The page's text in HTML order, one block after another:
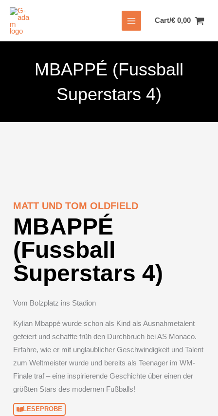
Zum
springen
Cart/€ 0,00
MBAPPÉ (Fussball
Superstars 4)
MATT UND TOM OLDFIELD
MBAPPÉ
(Fussball
Superstars 4)
Vom Bolzplatz ins Stadion
Kylian Mbappéwurde schon als Kind als Ausnahmetalent
gefeiert und schaffte früh den Durchbruch beiAS Monaco.
Erfahre, wie er mit unglaublicher Geschwindigkeit und Talent
zum Weltmeister wurde und bereits als Teenager im WM-
Finale traf – eine inspirierende Geschichte über einen der
größten Stars des modernen Fußballs!
LESEPROBE